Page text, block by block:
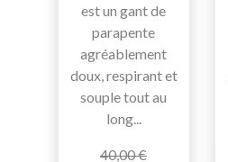
est un gant de
parapente
agréablement
doux, respirant et
souple tout au
long...
40,00 €